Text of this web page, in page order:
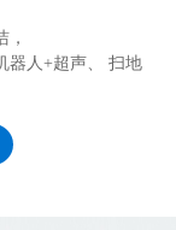
器人+超声、 扫地
于养生
用，
生长等效果。
动化设备中
出+超声
清新、 果蔬保鲜